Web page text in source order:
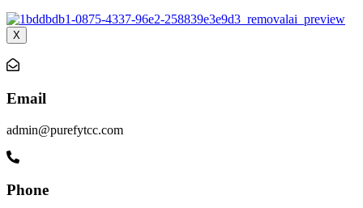
X
Email
admin@purefytcc.com
Phone